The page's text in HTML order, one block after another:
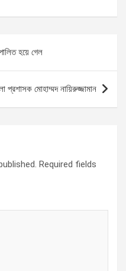
হয়ে গেল
প্রশাসক মোহাম্মদ নায়িরুজ্জামান
Required fields